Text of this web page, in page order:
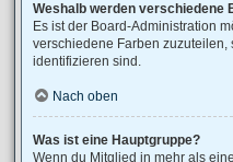
Weshalb werden verschiedene
Es ist der Board-Administration
verschiedene Farben
identifizieren sind.
Nach oben
Was ist eine Hauptgruppe?
Wenn du Mitglied in mehr als